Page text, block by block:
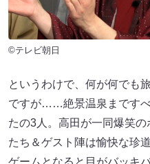
©テレビ朝日
というわけで、何が何でも
ですが……絶景温泉まです
たの3人。高田が一同爆笑
たち＆ゲスト陣は愉快な珍